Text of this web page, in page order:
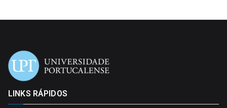
LINKS RÁPIDOS